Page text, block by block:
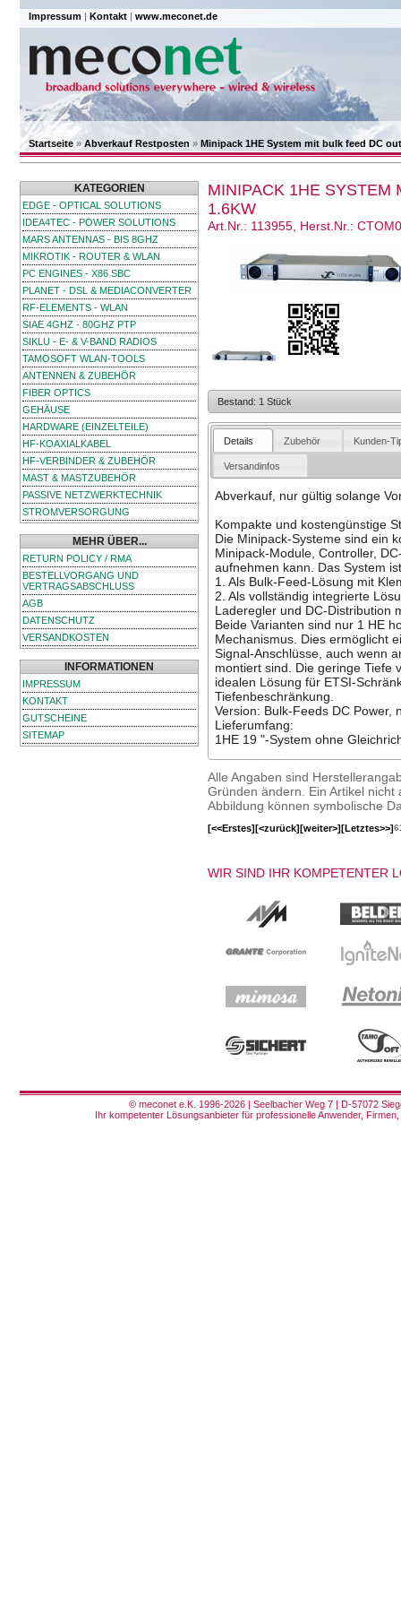
Impressum | Kontakt | www.meconet.de
Startseite»Abverkauf Restposten » Minipack 1HE System mit bulk feed DC
KATEGORIEN
EDGE - OPTICAL SOLUTIONS
IDEA4TEC - POWER SOLUTIONS
MARS ANTENNAS - BIS 8GHZ
MIKROTIK - ROUTER & WLAN
PC ENGINES - X86 SBC
PLANET - DSL & MEDIACONVERTER
RF-ELEMENTS - WLAN
SIAE 4GHZ - 80GHZ PTP
SIKLU - E- & V-BAND RADIOS
TAMOSOFT WLAN-TOOLS
ANTENNEN & ZUBEHÖR
FIBER OPTICS
GEHÄUSE
HARDWARE (EINZELTEILE)
HF-KOAXIALKABEL
HF-VERBINDER & ZUBEHÖR
MAST & MASTZUBEHÖR
PASSIVE NETZWERKTECHNIK
STROMVERSORGUNG
MEHR ÜBER...
RETURN POLICY / RMA
BESTELLVORGANG UND
VERTRAGSABSCHLUSS
AGB
DATENSCHUTZ
VERSANDKOSTEN
INFORMATIONEN
IMPRESSUM
KONTAKT
GUTSCHEINE
SITEMAP
MINIPACK 1HE SYSTEM
1.6KW
Art.Nr.: 113955, Herst.Nr.:
Bestand: 1 Stück
Details Zubehör Kunden-
Versandinfos
Abverkauf, nur gültig solange
Kompakte und kostengünstige
Die Minipack-Systeme sind ein
Minipack-Module, Controller,
aufnehmen kann. Das System
1. Als Bulk-Feed-Lösung mit
2. Als vollständig integrierte
Laderegler und DC-Distribution
Beide Varianten sind nur 1 HE
Mechanismus. Dies ermöglicht
Signal-Anschlüsse, auch wenn
montiert sind. Die geringe Tiefe
idealen Lösung für ETSI-
Tiefenbeschränkung.
Version: Bulk-Feeds DC Power,
Lieferumfang:
1HE 19 "-System ohne
Alle Angaben sind
Gründen ändern. Ein Artikel
Abbildung können symbolische
[<<Erstes][<zurück][weiter>][Letztes>>]
WIR SIND IHR KOMPETENTER
© meconet e.K. 1996-2026 | Seelbacher Weg 7 | D-57072
Ihr kompetenter Lösungsanbieter für professionelle Anwender,